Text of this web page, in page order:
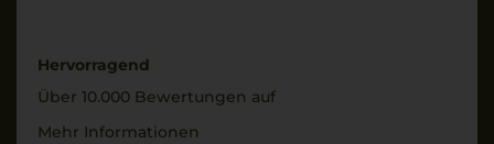
Hervorragend
Über 10.000 Bewertungen auf
Mehr Informationen